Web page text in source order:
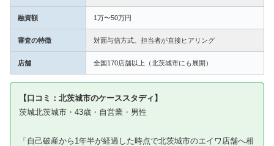
融資額 1万〜50万円
審査の特徴 対面与信方式。担当者が直接ヒアリング
店舗 全国170店舗以上（北茨城市にも展開）
【口コミ：北茨城市のケーススタディ】
茨城北茨城市・43歳・自営業・男性
「自己破産から1年半が経過した時点で北茨城市のエイワ店舗へ相